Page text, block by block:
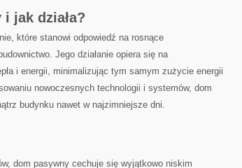
jak działa?
które stanowi‍ odpowiedź na rosnące
Jego⁤ działanie opiera‌ się na
i energii,⁤ minimalizując​ tym samym‍ zużycie energii‍
nowoczesnych technologii i systemów, dom
budynku nawet w najzimniejsze dni.
dom pasywny cechuje się wyjątkowo niskim